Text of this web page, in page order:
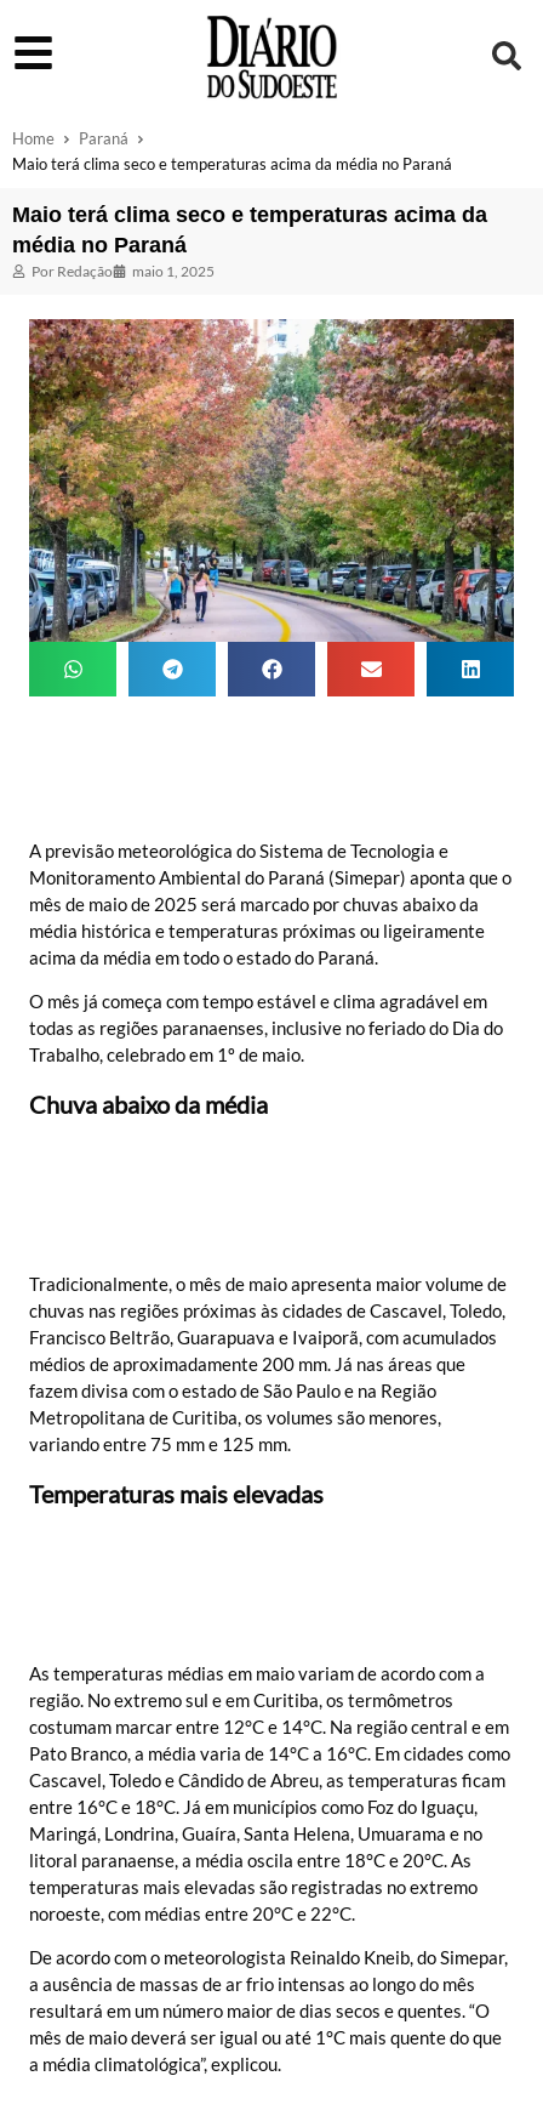
Home
Paraná
Maio terá clima seco e temperaturas acima da média no Paraná
Maio terá clima seco e temperaturas acima da
média no Paraná
Por Redação maio 1, 2025
A previsão meteorológica do Sistema de Tecnologia e
Monitoramento Ambiental do Paraná (Simepar) aponta que o
mês de maio de 2025 será marcado por chuvas abaixo da
média histórica e temperaturas próximas ou ligeiramente
acima da média em todo o estado do Paraná.
O mês já começa com tempo estável e clima agradável em
todas as regiões paranaenses, inclusive no feriado do Dia do
Trabalho, celebrado em 1º de maio.
Chuva abaixo da média
Tradicionalmente, o mês de maio apresenta maior volume de
chuvas nas regiões próximas às cidades de Cascavel, Toledo,
Francisco Beltrão, Guarapuava e Ivaiporã, com acumulados
médios de aproximadamente 200 mm. Já nas áreas que
fazem divisa com o estado de São Paulo e na Região
Metropolitana de Curitiba, os volumes são menores,
variando entre 75 mm e 125 mm.
Temperaturas mais elevadas
As temperaturas médias em maio variam de acordo com a
região. No extremo sul e em Curitiba, os termômetros
costumam marcar entre 12°C e 14°C. Na região central e em
Pato Branco, a média varia de 14°C a 16°C. Em cidades como
Cascavel, Toledo e Cândido de Abreu, as temperaturas ficam
entre 16°C e 18°C. Já em municípios como Foz do Iguaçu,
Maringá, Londrina, Guaíra, Santa Helena, Umuarama e no
litoral paranaense, a média oscila entre 18°C e 20°C. As
temperaturas mais elevadas são registradas no extremo
noroeste, com médias entre 20°C e 22°C.
De acordo com o meteorologista Reinaldo Kneib, do Simepar,
a ausência de massas de ar frio intensas ao longo do mês
resultará em um número maior de dias secos e quentes. “O
mês de maio deverá ser igual ou até 1°C mais quente do que
a média climatológica”, explicou.